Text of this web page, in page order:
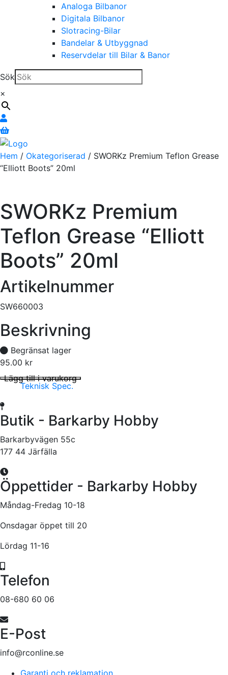
Analoga Bilbanor
Digitala Bilbanor
Slotracing-Bilar
Bandelar & Utbyggnad
Reservdelar till Bilar & Banor
Sök
×
Hem / Okategoriserad / SWORKz Premium Teflon Grease
“Elliott Boots” 20ml
SWORKz Premium
Teflon Grease “Elliott
Boots” 20ml
Artikelnummer
SW660003
Beskrivning
Begränsat lager
95.00 kr
I lager
SWORKz Premium Teflon Grease "Elliott Boots" 20ml mängd
Lägg till i varukorg
Teknisk Spec.
Butik - Barkarby Hobby
Barkarbyvägen 55c
177 44 Järfälla
Öppettider - Barkarby Hobby
Måndag-Fredag 10-18
Onsdagar öppet till 20
Lördag 11-16
Telefon
08-680 60 06
E-Post
info@rconline.se
Garanti och reklamation